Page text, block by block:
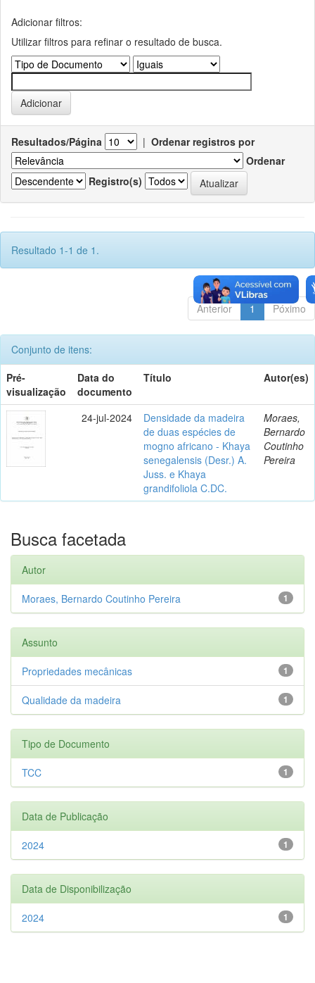
Adicionar filtros:
Utilizar filtros para refinar o resultado de busca.
Resultados/Página | Ordenar registros por
Ordenar
Registro(s)
Resultado 1-1 de 1.
Anterior 1 Póximo
Conjunto de itens:
Pré-
visualização
Data do
documento
Título Autor(es)
24-jul-2024
Densidade da madeira
de duas espécies de
mogno africano - Khaya
senegalensis (Desr.) A.
Juss. e Khaya
grandifoliola C.DC.
Moraes,
Bernardo
Coutinho
Pereira
Busca facetada
Autor
1
Moraes, Bernardo Coutinho Pereira
Assunto
1
Propriedades mecânicas
1
Qualidade da madeira
Tipo de Documento
1
TCC
Data de Publicação
1
2024
Data de Disponibilização
1
2024